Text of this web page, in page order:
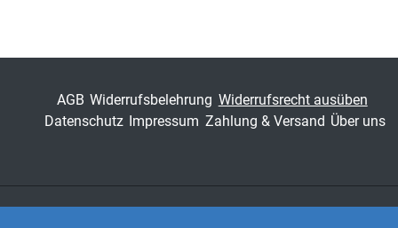
Band 157
AGB Widerrufsbelehrung Widerrufsrecht ausüben
Datenschutz Impressum Zahlung & Versand Über uns